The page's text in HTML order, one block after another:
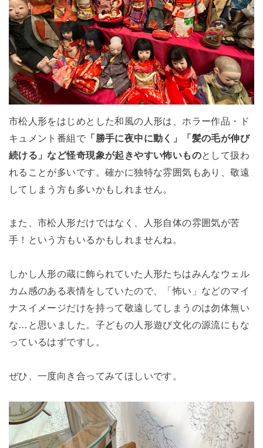
市松人形をはじめとした和風の人形は、ホラー作品・ド
キュメント番組で 「勝手に夜中に動く」「髪の毛が伸び
続ける」など怪奇現象が起きやすい怖いものとして扱わ
れることが多いです。確かに独特な雰囲気もあり、敬遠
してしまう方も多いかもしれません。
また、市松人形だけではなく、人形自体の雰囲気が苦
手！という方もいるかもしれませんね。
しかし人形の蔵に飾られていた人形たちはみんなウェル
カム感のある表情をしていたので、「怖い」などのマイ
ナスイメージだけを持って敬遠してしまうのは勿体無い
な…と思いました。子どもの人形遊び文化の源流にもな
っているはずですし。
ぜひ、一度向き合ってみてほしいです。